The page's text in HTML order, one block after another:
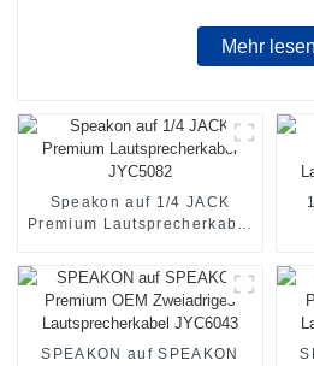
Mehr lesen
Speakon auf 1/4 JACK
Premium Lautsprecherkabel
SPEAKON auf SPEAKON